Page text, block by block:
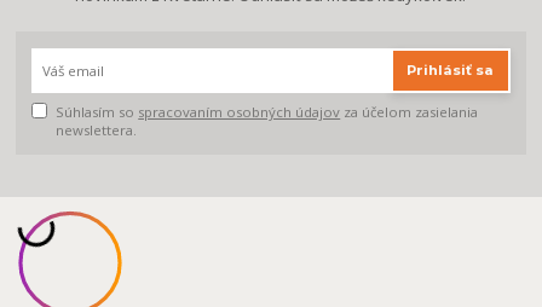
Prihlásiť sa
Súhlasím so spracovaním osobných údajov za účelom zasielania
newslettera.